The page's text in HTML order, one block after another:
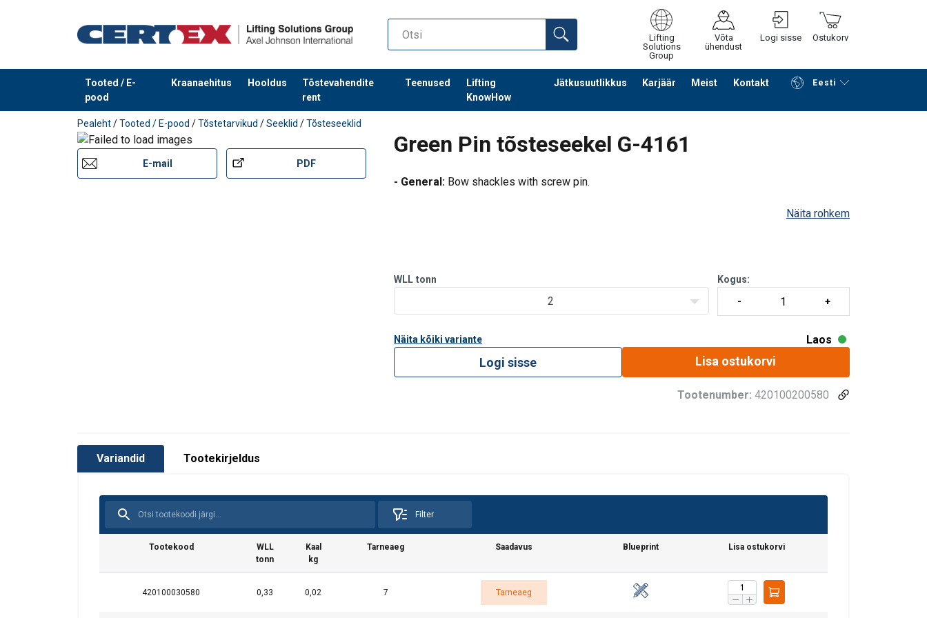
Lifting
Solutions
Group
Võta
ühendust
Logi sisse Ostukorv
Tooted / E-
pood
Kraanaehitus Hooldus
Tõstevahendite
rent
Teenused
Lifting
KnowHow
Jätkusuutlikkus Karjäär Meist Kontakt Eesti
Toode on lisatud teie päringule Jätka ostlemist Edasi ostukorvi
Pealeht/Tooted / E-pood /Tõstetarvikud /Seeklid /Tõsteseeklid
Green Pin tõsteseekel G-4161
E-mail PDF
- General: Bow shackles with screw pin.
At no extra charges this product can be supplied with a works certificate, 3.1
material certi
Näita rohkem
WLL tonn
2
Kogus:
Näita kõiki variante Laos
Logi sisse Lisa ostukorvi
Tootenumber: 420100200580
Variandid Tootekirjeldus
Filter
Tootekood
WLL
tonn
Kaal
kg
Tarneaeg Saadavus Blueprint Lisa ostukorvi
420100030580 0,33 0,02 7 Tarneaeg